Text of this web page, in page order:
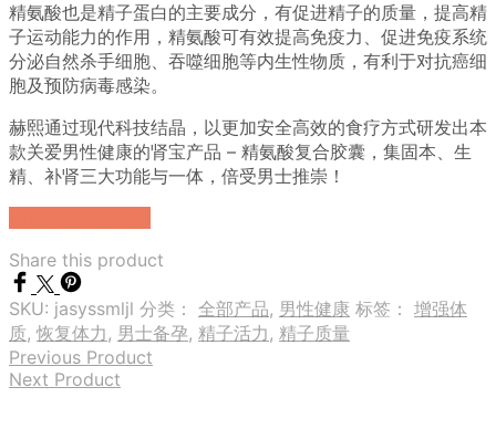
精氨酸也是精子蛋白的主要成分，有促进精子的质量，提高精
子运动能力的作用，精氨酸可有效提高免疫力、促进免疫系统
分泌自然杀手细胞、吞噬细胞等内生性物质，有利于对抗癌细
胞及预防病毒感染。
赫熙通过现代科技结晶，以更加安全高效的食疗方式研发出本
款关爱男性健康的肾宝产品 – 精氨酸复合胶囊，集固本、生
精、补肾三大功能与一体，倍受男士推崇！
Share this product
SKU: jasyssmljl 分类： 全部产品, 男性健康 标签： 增强体
质,恢复体力, 男士备孕, 精子活力, 精子质量
Previous Product
Next Product